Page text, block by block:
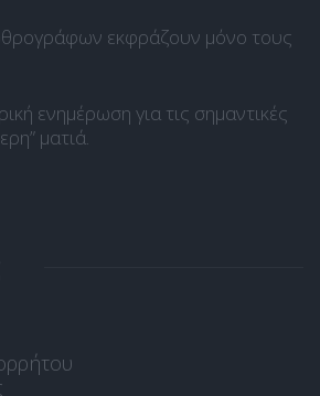
εκφράζουν μόνο τους
ενημέρωση για τις σημαντικές
ματιά.